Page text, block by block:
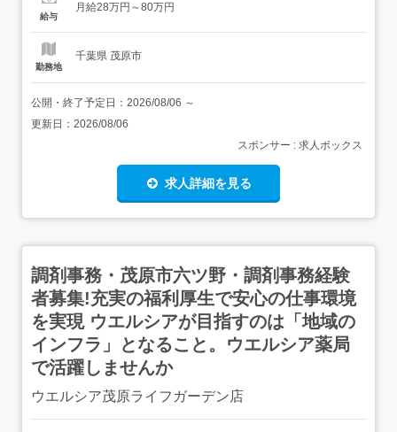
ちてしまったが治療家としての夢を叶えたい方も大歓迎で
給与
月給28万円～80万円
勤務地
千葉県 茂原市
公開・終了予定日： 2026/08/06 ～
更新日： 2026/08/06
スポンサー : 求人ボックス
求人詳細を見る
調剤事務・茂原市六ツ野・調剤事務経験
者募集!充実の福利厚生で安心の仕事環境
を実現 ウエルシアが目指すのは「地域の
インフラ」となること。ウエルシア薬局
で活躍しませんか
ウエルシア茂原ライフガーデン店